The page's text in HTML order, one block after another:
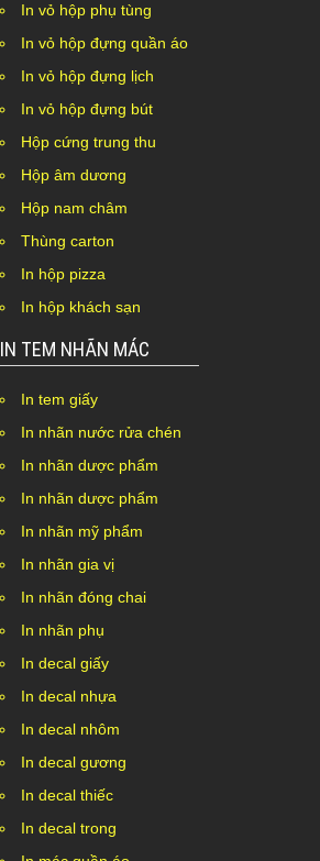
In vỏ hộp phụ tùng
In vỏ hộp đựng quần áo
In vỏ hộp đựng lịch
In vỏ hộp đựng bút
Hộp cứng trung thu
Hộp âm dương
Hộp nam châm
Thùng carton
In hộp pizza
In hộp khách sạn
IN TEM NHÃN MÁC
In tem giấy
In nhãn nước rửa chén
In nhãn dược phẩm
In nhãn dược phẩm
In nhãn mỹ phẩm
In nhãn gia vị
In nhãn đóng chai
In nhãn phụ
In decal giấy
In decal nhựa
In decal nhôm
In decal gương
In decal thiếc
In decal trong